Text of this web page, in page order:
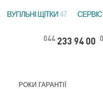
ВУГІЛЬНІ ЩІТКИ47 СЕРВІС
044233 94 00
РОКИ ГАРАНТІЇ